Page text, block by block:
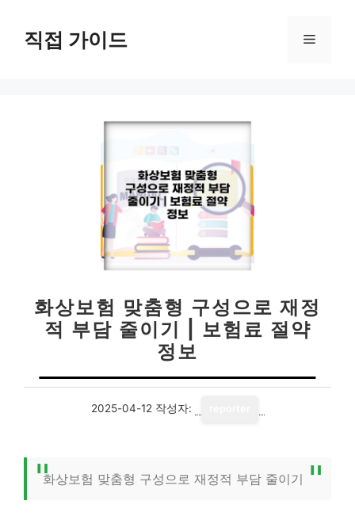
직접 가이드 메
화상보험 맞춤형 구성으로 재정
적 부담 줄이기 | 보험료 절약
정보
2025-04-12 작성자:
화상보험 맞춤형 구성으로 재정적 부담 줄이기